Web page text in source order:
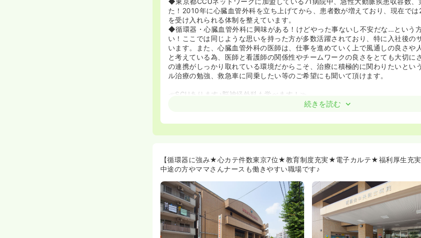
た！2010年に心臓血管外科を立ち上げてから、患者数が増えており、現在で
を受け入れられる体制を整えています。
◆循環器・心臓血管外科に興味がある！けどやった事ないし不安だな…という
い！ここでは同じような思いを持った方が多数活躍されており、特に入社後の
います。また、心臓血管外科の医師は、仕事を進めていく上で風通しの良さや
と考えている為、医師と看護師の関係性やチームワークの良さをとても大切に
の連携がしっかり取れている環境だからこそ、治療に積極的に関わりたいとい
ル治療の勉強、救急車に同乗したい等のご希望にも聞いて頂けます。
≪SCUあります♪脳神経外科も学べます！≫
◆2013年に脳神経外科部長が就任し脳卒中センターを立ち上げ、「チームで楽
ている疾患は、脳卒中の多くを占める脳梗塞です。次いで多い疾患は、外傷性
では救急外来で運ばれてきた患者さんを5分でMRIを取り、すぐオペの準備が
えています。
≪認定看護師資格支援制度がございます！≫
◆現在の看護部長様は認定看護管理者の資格を有する方です。ほかにも、集中
を有する方もおり、IMSグループならではの資格支援制度を生かして、キャリ
です。
≪フォロー体制が整っています！≫
続きを読む
【循環器に強み★心カテ件数東京7位★教育制度充実★電子カルテ★福利厚生充
中途の方やママさんナースも働きやすい職場です♪